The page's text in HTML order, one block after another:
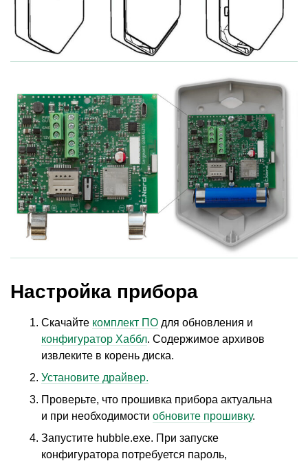
Настройка прибора
Скачайте комплект ПО для обновления и
конфигуратор Хаббл. Содержимое архивов
извлеките в корень диска.
Установите драйвер.
Проверьте, что прошивка прибора актуальна
и при необходимости обновите прошивку.
Запустите hubble.exe. При запуске
конфигуратора потребуется пароль,